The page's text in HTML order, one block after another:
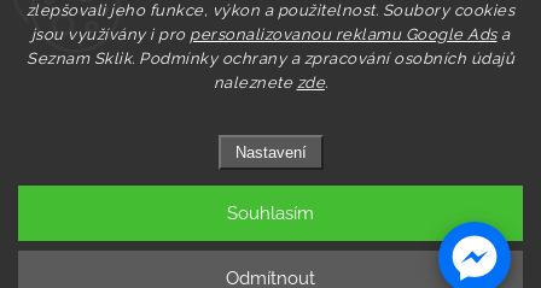
zlepšovali jeho funkce, výkon a použitelnost. Soubory cookies
jsou využívány i pro personalizovanou reklamu Google Adsa
Seznam Sklik. Podmínky ochrany a zpracování osobních údajů
naleznete zde.
Nastavení
Odmítnout
Souhlasím
Copyright 2026Pastry.cz. Všechna práva vyhrazena.